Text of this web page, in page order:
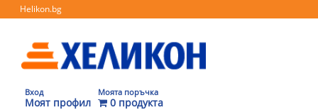
Helikon.bg
Вход
Моят профил
Моята поръчка
0 продукта